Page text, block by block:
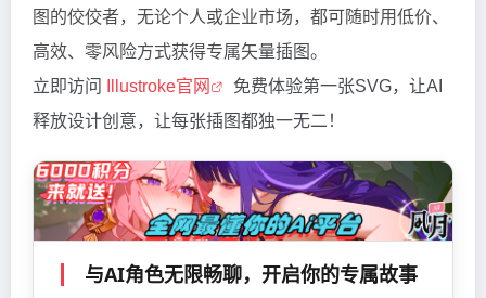
图的佼佼者，无论个人或企业市场，都可随时用低价、
高效、零风险方式获得专属矢量插图。
立即访问
Illustroke官网
免费体验第一张SVG，让AI
释放设计创意，让每张插图都独一无二！
与AI角色无限畅聊，开启你的专属故事